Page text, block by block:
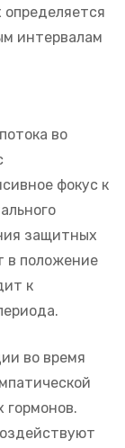
определяется
интервалам
во
фокус к
защитных
в положение
к
во время
гормонов.